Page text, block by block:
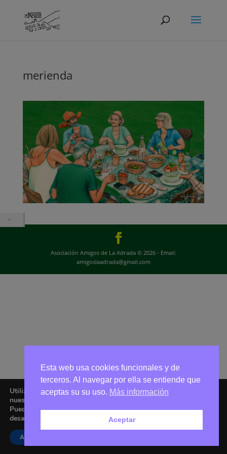
merienda
Asociación Amigos de La Adrada © 2026 - Email:
amigoslaadrada@gmail.com
Utilizamos cookies para ofrecerte la mejor experiencia en
nuestra web.
Puedes aprender más sobre qué cookies utilizamos o
desactivarlas en los
Aceptar
Esta web usa cookies funcionales y de
terceros. Al navegar por ella se entiende que
aceptas su su uso. Más información
Aceptar